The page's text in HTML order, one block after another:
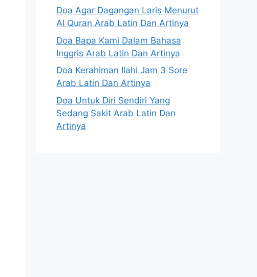
Doa Agar Dagangan Laris Menurut
Al Quran Arab Latin Dan Artinya
Doa Bapa Kami Dalam Bahasa
Inggris Arab Latin Dan Artinya
Doa Kerahiman Ilahi Jam 3 Sore
Arab Latin Dan Artinya
Doa Untuk Diri Sendiri Yang
Sedang Sakit Arab Latin Dan
Artinya